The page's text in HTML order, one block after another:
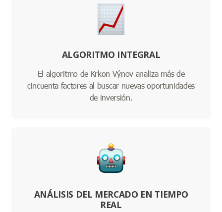
ALGORITMO INTEGRAL
El algoritmo de Krkon Výnov analiza más de
cincuenta factores al buscar nuevas oportunidades
de inversión.
ANÁLISIS DEL MERCADO EN TIEMPO
REAL